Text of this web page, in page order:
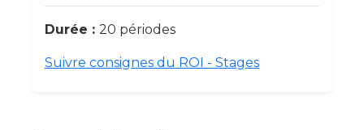
Durée : 20 périodes
Suivre consignes du ROI - Stages